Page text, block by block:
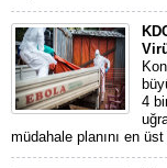
4
müdahale planını en